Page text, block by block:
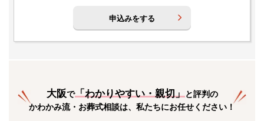
申込みをする
大阪で「わかりやすい・親切」と評判の
かわかみ流・お葬式相談は、私たちにお任せください！